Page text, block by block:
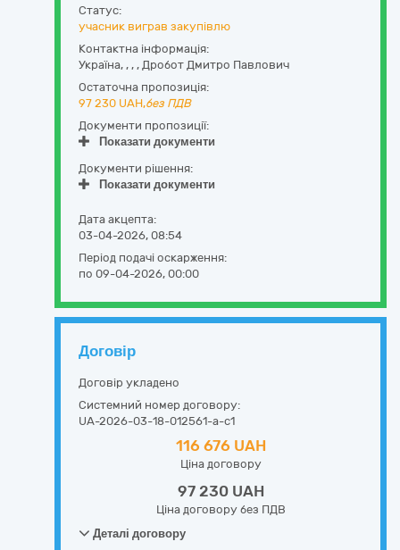
Статус:
учасник виграв закупівлю
Контактна інформація:
Україна, , , , Дробот Дмитро Павлович
Остаточна пропозиція:
97 230 UAH,без ПДВ
Документи пропозиції:
Показати документи
Документи рішення:
Показати документи
Дата акцепта:
03-04-2026, 08:54
Період подачі оскарження:
по 09-04-2026, 00:00
Договір
Договір укладено
Системний номер договору:
UA-2026-03-18-012561-a-c1
116 676 UAH
Ціна договору
97 230 UAH
Ціна договору без ПДВ
Деталі договору